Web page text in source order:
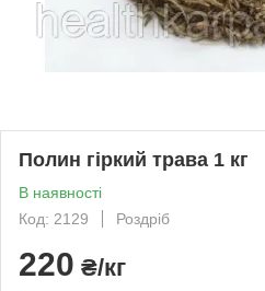
Полин гіркий трава 1 кг
В наявності
Код: 2129
Роздріб
220 ₴/кг